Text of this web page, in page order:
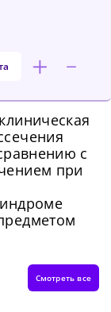
с
при
Смотреть все